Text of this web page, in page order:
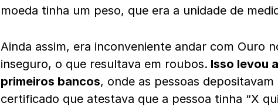
moeda tinha um peso, que era a unidade de
Ainda assim, era inconveniente andar com Ouro
inseguro, o que resultava em roubos. Isso levou
primeiros bancos, onde as pessoas
certificado que atestava que a pessoa tinha “X